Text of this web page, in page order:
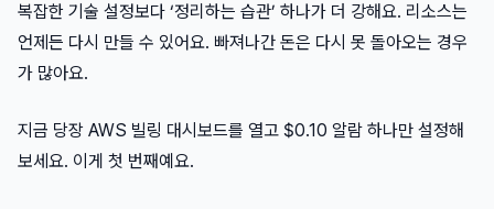
복잡한 기술 설정보다 ‘정리하는 습관’ 하나가 더 강해요. 리소스는
언제든 다시 만들 수 있어요. 빠져나간 돈은 다시 못 돌아오는 경우
가 많아요.
지금 당장 AWS 빌링 대시보드를 열고 $0.10 알람 하나만 설정해
보세요. 이게 첫 번째예요.